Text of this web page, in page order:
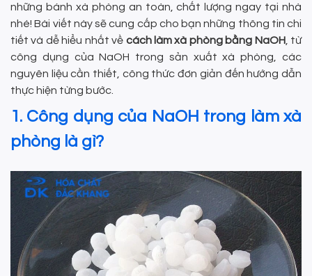
những bánh xà phòng an toàn, chất lượng ngay tại nhà
nhé! Bài viết này sẽ cung cấp cho bạn những thông tin chi
tiết và dễ hiểu nhất về cách làm xà phòng bằng NaOH, từ
công dụng của NaOH trong sản xuất xà phòng, các
nguyên liệu cần thiết, công thức đơn giản đến hướng dẫn
thực hiện từng bước.
1. Công dụng của NaOH trong làm xà
phòng là gì?